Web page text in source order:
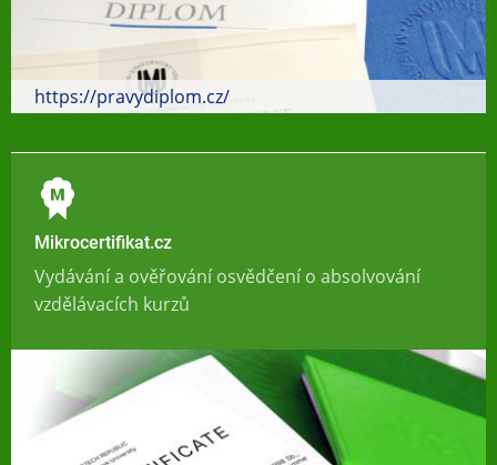
https://pravydiplom.cz/
Mikrocertifikat.cz
Vydávání a ověřování osvědčení o absolvování
vzdělávacích kurzů